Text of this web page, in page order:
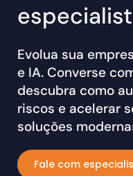
Evolua sua
e IA. Converse
descubra como
riscos e acelerar
soluções
Fale com